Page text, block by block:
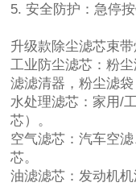
5. 安全防护：急停
升级款除尘滤芯束带
工业防尘滤芯：粉
滤滤清器，粉尘滤袋
水处理滤芯：家用/
芯）。
空气滤芯：汽车空
芯。
油滤滤芯：发动机机